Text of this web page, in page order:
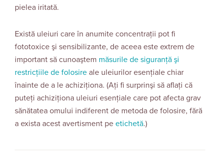
pielea iritată.
Există uleiuri care în anumite concentraţii pot fi
fototoxice şi sensibilizante, de aceea este extrem de
important să cunoaştem măsurile de siguranţă şi
restricţiile de folosire ale uleiurilor esenţiale chiar
înainte de a le achiziţiona. (Aţi fi surprinşi să aflaţi că
puteţi achiziţiona uleiuri esenţiale care pot afecta grav
sănătatea omului indiferent de metoda de folosire, fără
a exista acest avertisment pe etichetă.)